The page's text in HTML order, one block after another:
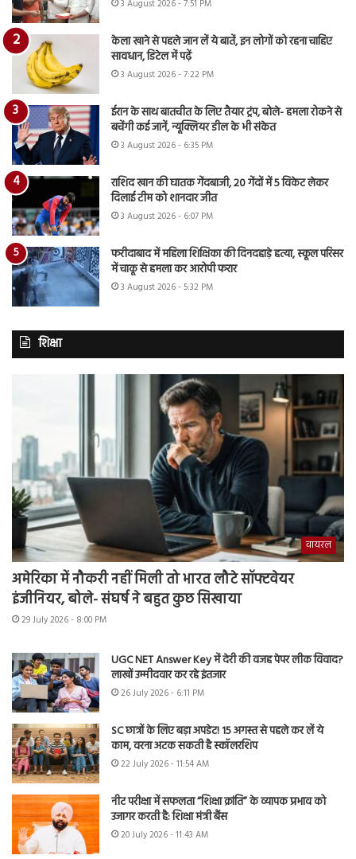
3 August 2026 - 7:51 PM
केला खाने से पहले जान लें ये बातें, इन लोगों को रहना चाहिए
सावधान, डिटेल में पढ़ें
3 August 2026 - 7:22 PM
ईरान के साथ बातचीत के लिए तैयार ट्रंप, बोले- हमला रोकने से
बचेंगी कई जानें, न्यूक्लियर डील के भी संकेत
3 August 2026 - 6:35 PM
राशिद खान की घातक गेंदबाजी, 20 गेंदों में 5 विकेट लेकर
दिलाई टीम को शानदार जीत
3 August 2026 - 6:07 PM
फरीदाबाद में महिला शिक्षिका की दिनदहाड़े हत्या, स्कूल परिसर
में चाकू से हमला कर आरोपी फरार
3 August 2026 - 5:32 PM
शिक्षा
वायरल
अमेरिका में नौकरी नहीं मिली तो भारत लौटे सॉफ्टवेयर
इंजीनियर, बोले- संघर्ष ने बहुत कुछ सिखाया
29 July 2026 - 8:00 PM
UGC NET Answer Key में देरी की वजह पेपर लीक विवाद?
लाखों उम्मीदवार कर रहे इंतजार
26 July 2026 - 6:11 PM
SC छात्रों के लिए बड़ा अपडेट! 15 अगस्त से पहले कर लें ये
काम, वरना अटक सकती है स्कॉलरशिप
22 July 2026 - 11:54 AM
नीट परीक्षा में सफलता “शिक्षा क्रांति” के व्यापक प्रभाव को
उजागर करती है: शिक्षा मंत्री बैंस
20 July 2026 - 11:43 AM